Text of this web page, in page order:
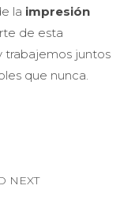
la impresión
de esta
trabajemos juntos
que nunca.
NEXT